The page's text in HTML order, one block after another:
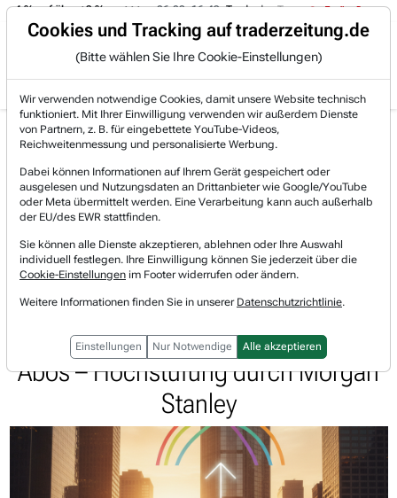
Trading-Room
% auf über +3 %. 06.08. 16:49 Trade des Tages 06.08.
Gratis Account Login
Jetzt registrieren und gratis Artikel lesen.
Bereits bei TraderFox registriert? Jetzt anmelden!
Home Lists & Rankings
Pivotal-Points
Pivotal-Point Nachverfolgung Grindr (GRND): LGBTQ+...
Grindr Watchlist
Pivotal-Point Nachverfolgung
Grindr (GRND): LGBTQ+-Dating-App
profitiert von steigenden Premium-
Abos – Hochstufung durch Morgan
Stanley
Cookies und Tracking auf traderzeitung.de
(Bitte wählen Sie Ihre Cookie-Einstellungen)
Wir verwenden notwendige Cookies, damit unsere Website technisch
funktioniert. Mit Ihrer Einwilligung verwenden wir außerdem Dienste
von Partnern, z. B. für eingebettete YouTube-Videos,
Reichweitenmessung und personalisierte Werbung.
Dabei können Informationen auf Ihrem Gerät gespeichert oder
ausgelesen und Nutzungsdaten an Drittanbieter wie Google/YouTube
oder Meta übermittelt werden. Eine Verarbeitung kann auch außerhalb
der EU/des EWR stattfinden.
Sie können alle Dienste akzeptieren, ablehnen oder Ihre Auswahl
individuell festlegen. Ihre Einwilligung können Sie jederzeit über die
Cookie-Einstellungen im Footer widerrufen oder ändern.
Weitere Informationen finden Sie in unserer Datenschutzrichtlinie.
Einstellungen Nur Notwendige Alle akzeptieren